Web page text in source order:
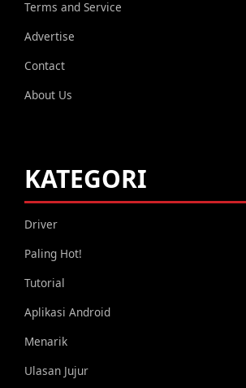
Terms and Service
Advertise
Contact
About Us
KATEGORI
Driver
Paling Hot!
Tutorial
Aplikasi Android
Menarik
Ulasan Jujur